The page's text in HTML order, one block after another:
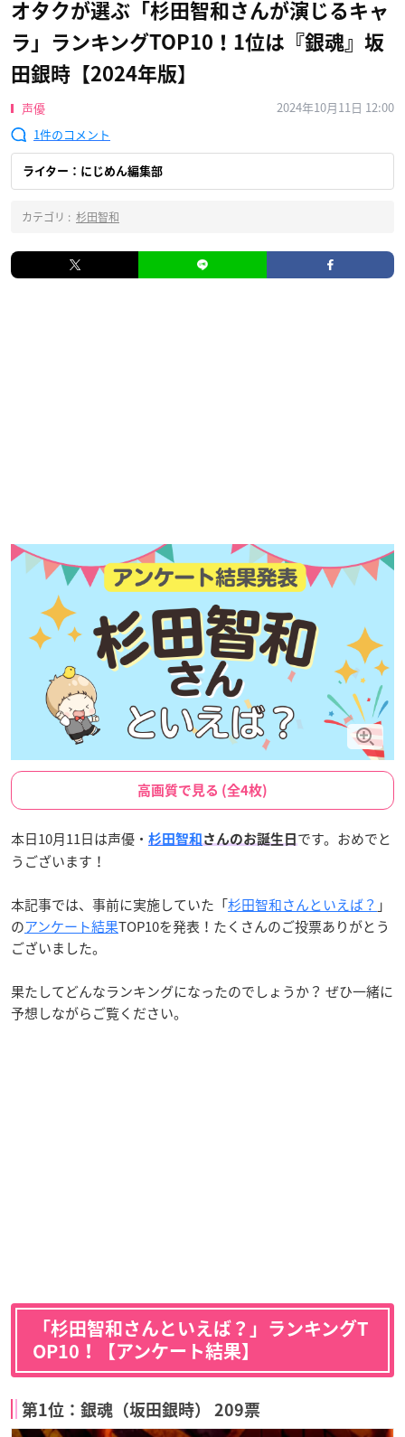
オタクが選ぶ「杉田智和さんが演じるキャ
ラ」ランキングTOP10！1位は『銀魂』坂
田銀時【2024年版】
声優
2024年10月11日 12:00
1
ライター：にじめん編集部
カテゴリ : 杉田智和
高画質で見る (全4枚)
本日10月11日は声優・ 杉田智和 さんのお誕生日 です。おめでと
うございます！
本記事では、事前に実施していた「杉田智和さんといえば？ 」
のアンケート結果TOP10を発表！たくさんのご投票ありがとう
ございました。
果たしてどんなランキングになったのでしょうか？ ぜひ一緒に
予想しながらご覧ください。
「杉田智和さんといえば？」ランキングT
OP10！【アンケート結果】
第1位：銀魂（坂田銀時） 209票